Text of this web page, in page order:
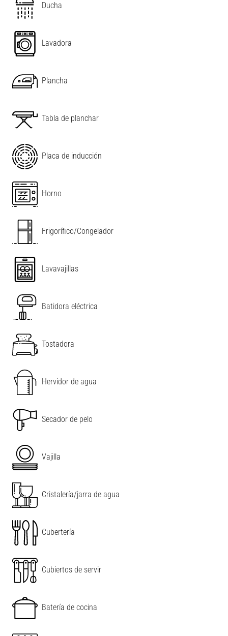
Ducha
Lavadora
Plancha
Tabla de planchar
Placa de inducción
Horno
Frigorífico/Congelador
Lavavajillas
Batidora eléctrica
Tostadora
Hervidor de agua
Secador de pelo
Vajilla
Cristalería/jarra de agua
Cubertería
Cubiertos de servir
Batería de cocina